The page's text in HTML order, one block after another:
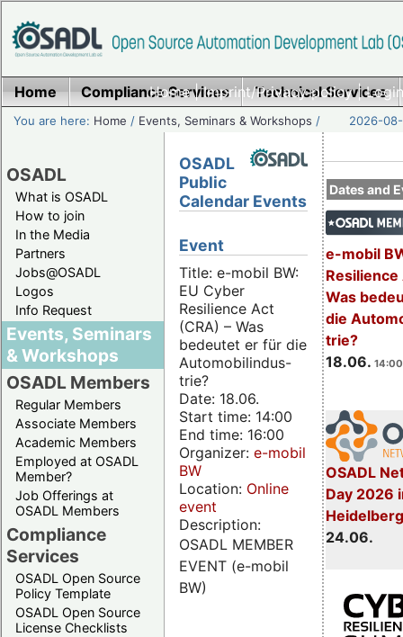
Home|Imprint/Privacy policy|
Home Compliance Services Technical Services
You are here: Home / Events, Seminars & Workshops / 2026-
OSADL
What is OSADL
How to join
In the Media
Partners
Jobs@OSADL
Logos
Info Request
Events, Seminars
& Workshops
OSADL Members
Regular Members
Associate Members
Academic Members
Employed at OSADL
Member?
Job Offerings at
OSADL Members
Compliance
Services
OSADL Open Source
Policy Template
OSADL Open Source
License Checklists
Dates and
e-mobil
Resilience
Was
die
trie?
18.06.
OSADL
Day 2026
24.06.
OSADL
Public
Calendar Events
Event
Title: e-mobil BW:
EU Cyber
Resilience Act
(CRA) – Was
bedeutet er für die
Automobilindus-
trie?
Date: 18.06.
Start time: 14:00
End time: 16:00
Organizer: e-mobil
BW
Location: Online
event
Description:
OSADL MEMBER
EVENT (e-mobil
BW)